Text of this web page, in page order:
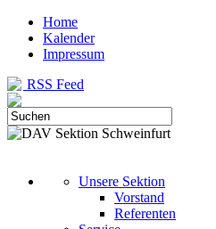
Home
Kalender
Impressum
RSS Feed
Unsere Sektion
Vorstand
Referenten